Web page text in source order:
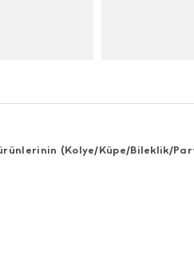
(Kolye/Küpe/Bileklik/